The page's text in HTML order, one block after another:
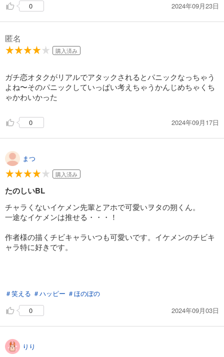
0 2024年09月23日
匿名
購入済み
ガチ恋オタクがリアルでアタックされるとパニックなっちゃう
よね〜そのパニックしていっぱい考えちゃうかんじめちゃくち
ゃかわいかった
0 2024年09月17日
まつ
購入済み
たのしいBL
チャラくないイケメン先輩とアホで可愛いヲタの朔くん。
一途なイケメンは推せる・・・！
作者様の描くチビキャラいつも可愛いです。イケメンのチビキ
ャラ特に好きです。
＃笑える ＃ハッピー ＃ほのぼの
0
2024年09月03日
りり